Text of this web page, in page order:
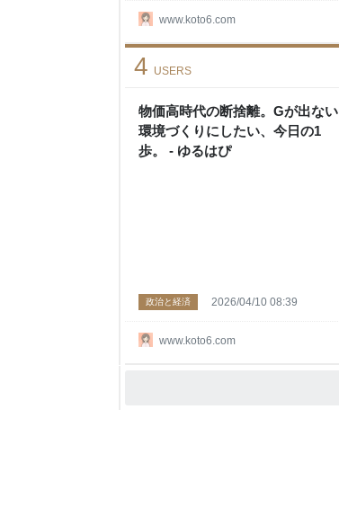
www.koto6.com
物価高時代の断捨離。Gが出ない
環境づくりにしたい、今日の1
歩。 - ゆるはぴ
4 USERS
www.koto6.com
政治と経済 2026/04/10 08:39